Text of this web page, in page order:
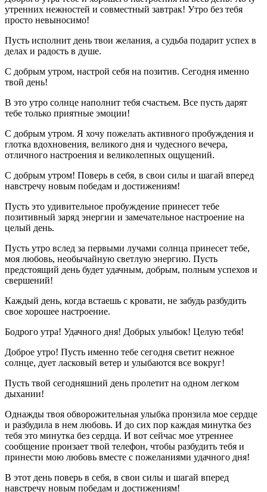
утренних нежностей и совместный завтрак! Утро без тебя
просто невыносимо!
Пусть исполнит день твои желания, а судьба подарит успех в
делах и радость в душе.
С добрым утром, настрой себя на позитив. Сегодня именно
твой день!
В это утро солнце наполнит тебя счастьем. Все пусть дарят
тебе только приятные эмоции!
С добрым утром. Я хочу пожелать активного пробуждения и
глотка вдохновения, великого дня и чудесного вечера,
отличного настроения и великолепных ощущений.
С добрым утром! Поверь в себя, в свои силы и шагай вперед
навстречу новым победам и достижениям!
Пусть это удивительное пробуждение принесет тебе
позитивный заряд энергии и замечательное настроение на
целый день.
Пусть утро вслед за первыми лучами солнца принесет тебе,
моя любовь, необычайную светлую энергию. Пусть
предстоящий день будет удачным, добрым, полным успехов и
свершений!
Каждый день, когда встаешь с кровати, не забудь разбудить
свое хорошее настроение.
Бодрого утра! Удачного дня! Добрых улыбок! Целую тебя!
Доброе утро! Пусть именно тебе сегодня светит нежное
солнце, дует ласковый ветер и улыбаются все вокруг!
Пусть твой сегодняшний день пролетит на одном легком
дыхании!
Однажды твоя обворожительная улыбка пронзила мое сердце
и разбудила в нем любовь. И до сих пор каждая минутка без
тебя это минутка без сердца. И вот сейчас мое утреннее
сообщение пронзает твой телефон, чтобы разбудить тебя и
принести мою любовь вместе с пожеланиями удачного дня!
В этот день поверь в себя, в свои силы и шагай вперед
навстречу новым победам и достижениям!